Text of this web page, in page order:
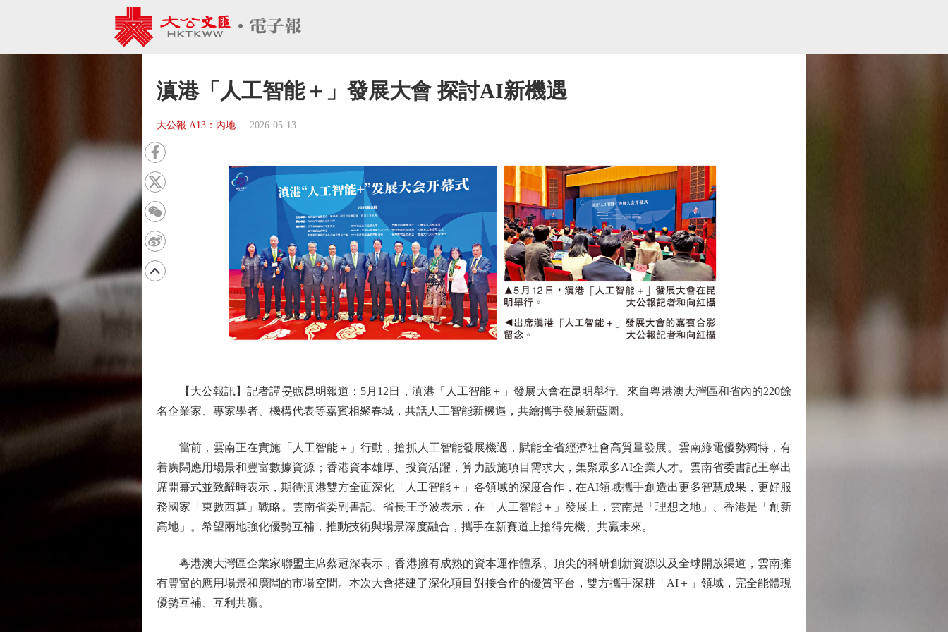
滇港「人工智能＋」發展大會 探討AI新機遇
大公報 A13：內地 2026-05-13
【大公報訊】記者譚旻煦昆明報道：5月12日，滇港「人工智能＋」發展大會在昆明舉行。來自粵港澳大灣區和省內的220餘
名企業家、專家學者、機構代表等嘉賓相聚春城，共話人工智能新機遇，共繪攜手發展新藍圖。
當前，雲南正在實施「人工智能＋」行動，搶抓人工智能發展機遇，賦能全省經濟社會高質量發展。雲南綠電優勢獨特，有
着廣闊應用場景和豐富數據資源；香港資本雄厚、投資活躍，算力設施項目需求大，集聚眾多AI企業人才。雲南省委書記王寧出
席開幕式並致辭時表示，期待滇港雙方全面深化「人工智能＋」各領域的深度合作，在AI領域攜手創造出更多智慧成果，更好服
務國家「東數西算」戰略。雲南省委副書記、省長王予波表示，在「人工智能＋」發展上，雲南是「理想之地」、香港是「創新
高地」。希望兩地強化優勢互補，推動技術與場景深度融合，攜手在新賽道上搶得先機、共贏未來。
粵港澳大灣區企業家聯盟主席蔡冠深表示，香港擁有成熟的資本運作體系、頂尖的科研創新資源以及全球開放渠道，雲南擁
有豐富的應用場景和廣闊的市場空間。本次大會搭建了深化項目對接合作的優質平台，雙方攜手深耕「AI＋」領域，完全能體現
優勢互補、互利共贏。